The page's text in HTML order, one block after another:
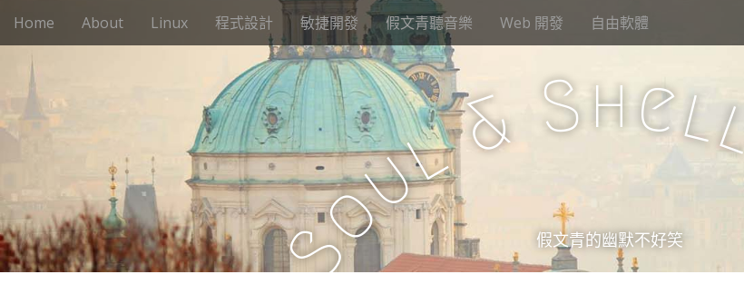
M
e
i
c
n
t
Home About Linux 程式設計 敏捷開發 假文青聽音樂 Web 開發 自由軟體
S
o
u
l& Shell
假文青的幽默不好笑